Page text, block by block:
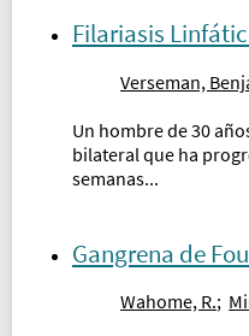
Filariasis
Verseman,
Un hombre de 30
bilateral que ha
semanas...
Gangrena de
Wahome, R.;